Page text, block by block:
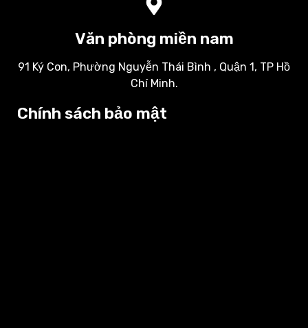
Văn phòng miền nam
91 Ký Con, Phường Nguyễn Thái Bình , Quận 1, TP Hồ
Chí Minh.
Chính sách bảo mật